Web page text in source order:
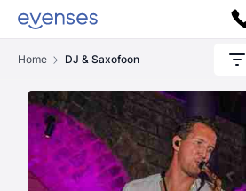
Home DJ & Saxofoon